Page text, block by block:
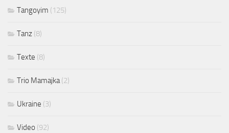
Tangoyim (125)
Tanz (8)
Texte (8)
Trio Mamajka(2)
Ukraine (3)
Video (92)